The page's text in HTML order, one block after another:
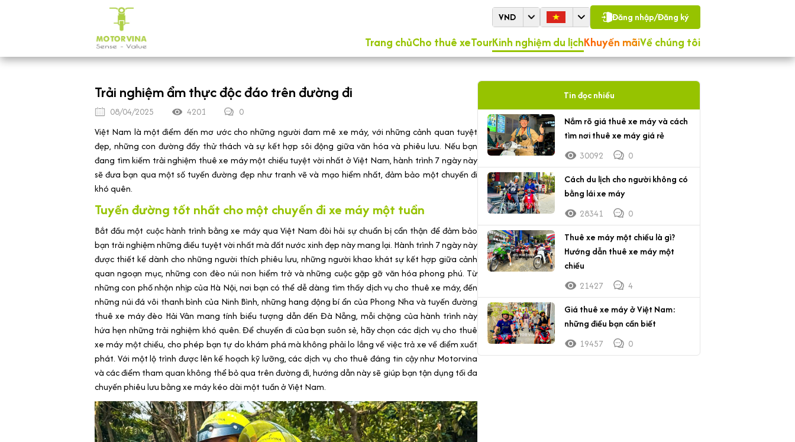
VND Đăng nhập/Đăng ký
Trang chủCho thuê xeTourKinh nghiệm du lịchKhuyến mãiVề chúng tôi
Trải nghiệm ẩm thực độc đáo trên đường đi
08/04/2025 4201
0
Việt Nam là một điểm đến mơ ước cho những người đam mê xe máy, với những cảnh quan tuyệt
đẹp, những con đường đầy thử thách và sự kết hợp sôi động giữa văn hóa và phiêu lưu. Nếu bạn
đang tìm kiếm trải nghiệm thuê xe máy một chiều tuyệt vời nhất ở Việt Nam, hành trình 7 ngày này
sẽ đưa bạn qua một số tuyến đường đẹp như tranh vẽ và mạo hiểm nhất, đảm bảo một chuyến đi
khó quên.
Tuyến đường tốt nhất cho một chuyến đi xe máy một tuần
Bắt đầu một cuộc hành trình bằng xe máy qua Việt Nam đòi hỏi sự chuẩn bị cẩn thận để đảm bảo
bạn trải nghiệm những điều tuyệt vời nhất mà đất nước xinh đẹp này mang lại. Hành trình 7 ngày này
được thiết kế dành cho những người thích phiêu lưu, những người khao khát sự kết hợp giữa cảnh
quan ngoạn mục, những con đèo núi non hiểm trở và những cuộc gặp gỡ văn hóa phong phú. Từ
những con phố nhộn nhịp của Hà Nội, nơi bạn có thể dễ dàng tìm thấy dịch vụ cho thuê xe máy, đến
những núi đá vôi thanh bình của Ninh Bình, những hang động bí ẩn của Phong Nha và tuyến đường
thuê xe máy đèo Hải Vân mang tính biểu tượng dẫn đến Đà Nẵng, mỗi chặng của hành trình này
hứa hẹn những trải nghiệm khó quên. Để chuyến đi của bạn suôn sẻ, hãy chọn các dịch vụ cho thuê
xe máy một chiều, cho phép bạn tự do khám phá mà không phải lo lắng về việc trả xe về điểm xuất
phát. Với một lộ trình được lên kế hoạch kỹ lưỡng, các dịch vụ cho thuê đáng tin cậy như Motorvina
và các điểm tham quan không thể bỏ qua trên đường đi, hướng dẫn này sẽ giúp bạn tận dụng tối đa
chuyến phiêu lưu bằng xe máy kéo dài một tuần ở Việt Nam.
Tin đọc nhiều
Nắm rõ giá thuê xe máy và cách
tìm nơi thuê xe máy giá rẻ
30092
0
Cách du lịch cho người không có
bằng lái xe máy
28341
0
Thuê xe máy một chiều là gì?
Hướng dẫn thuê xe máy một
chiều
21427
4
Giá thuê xe máy ở Việt Nam:
những điều bạn cần biết
19457
0